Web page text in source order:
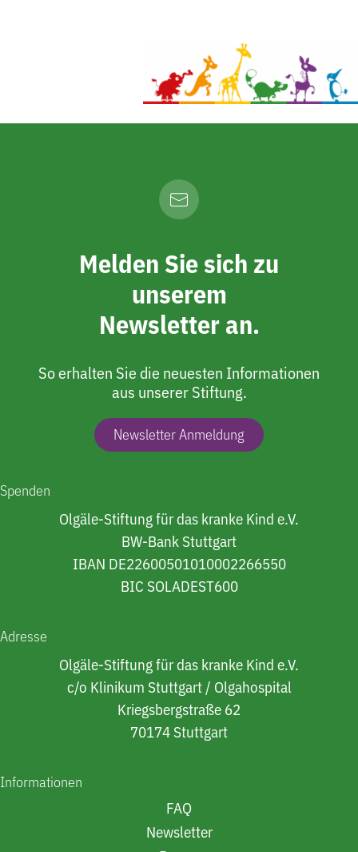
Melden Sie sich zu
unserem
Newsletter an.
So erhalten Sie die neuesten Informationen
aus unserer Stiftung.
Newsletter Anmeldung
Spenden
Olgäle-Stiftung für das kranke Kind e.V.
BW-Bank Stuttgart
IBAN DE22600501010002266550
BIC SOLADEST600
Adresse
Olgäle-Stiftung für das kranke Kind e.V.
c/o Klinikum Stuttgart / Olgahospital
Kriegsbergstraße 62
70174 Stuttgart
Informationen
FAQ
Newsletter